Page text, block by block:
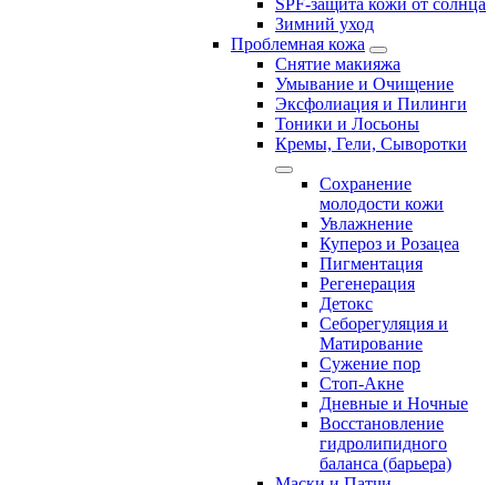
SPF-защита кожи от солнца
Зимний уход
Проблемная кожа
Снятие макияжа
Умывание и Очищение
Эксфолиация и Пилинги
Тоники и Лосьоны
Кремы, Гели, Сыворотки
Сохранение
молодости кожи
Увлажнение
Купероз и Розацеа
Пигментация
Регенерация
Детокс
Себорегуляция и
Матирование
Сужение пор
Стоп-Акне
Дневные и Ночные
Восстановление
гидролипидного
баланса (барьера)